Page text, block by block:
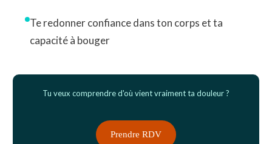
Te redonner confiance dans ton corps et ta
capacité à bouger
Tu veux comprendre d'où vient vraiment ta douleur ?
Prendre RDV